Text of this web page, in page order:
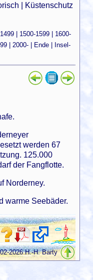
Küstenschutz
| 1500-1599 | 1600-
|2000- Ende
Insel-
werden 67
125.000
der Fangflotte.
Norderney.
warme Seebäder.
2026 H.-H. Barty